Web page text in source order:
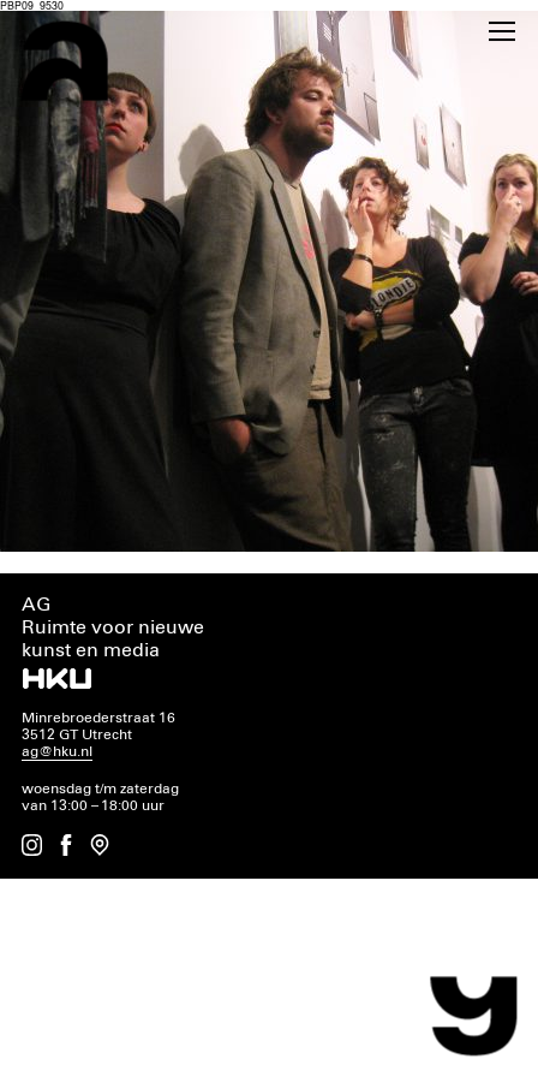
PBP09_9530
AG
Ruimte voor nieuwe
kunst en media
Minrebroederstraat 16
3512 GT Utrecht
ag@hku.nl
woensdag t/m zaterdag
van 13:00 – 18:00 uur